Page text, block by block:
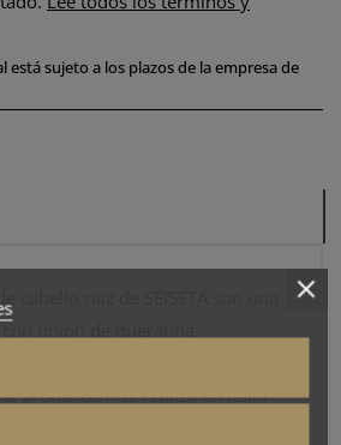
está sujeto a los plazos de la empresa de
cabello raíz de SEISETA son una
unión de queratina,
producción se realiza en Italia